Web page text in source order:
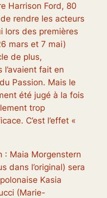
Harrison Ford, 80
rendre les acteurs
lors des premières
mars et 7 mai)
de plus,
l’avaient fait en
Passion. Mais le
été jugé à la fois
trop
C’est l’effet «
: Maia Morgenstern
dans l’original) sera
Kasia
(Marie-